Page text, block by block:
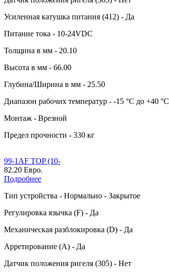
Усиленная катушка питания (412) - Да
Питание тока - 10-24VDC
Толщина в мм - 20.10
Высота в мм - 66.00
Глубина/Ширина в мм - 25.50
Диапазон рабочих температур - -15 °C до +40 °C
Монтаж - Врезной
Предел прочности - 330 кг
99-1AF TOP (10-
82.20 Евро.
Подробнее
Тип устройства - Нормально - Закрытое
Регулировка язычка (F) - Да
Механическая разблокировка (D) - Да
Арретирование (A) - Да
Датчик положения ригеля (305) - Нет